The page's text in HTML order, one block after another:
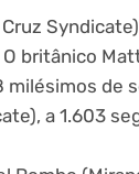
britânico
milésimos de
a 1.603